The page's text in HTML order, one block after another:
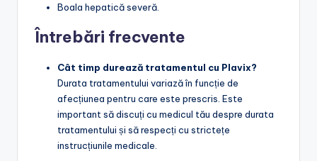
Boala hepatică severă.
Întrebări frecvente
Cât timp durează tratamentul cu Plavix?
Durata tratamentului variază în funcție de
afecțiunea pentru care este prescris. Este
important să discuți cu medicul tău despre durata
tratamentului și să respecți cu strictețe
instrucțiunile medicale.